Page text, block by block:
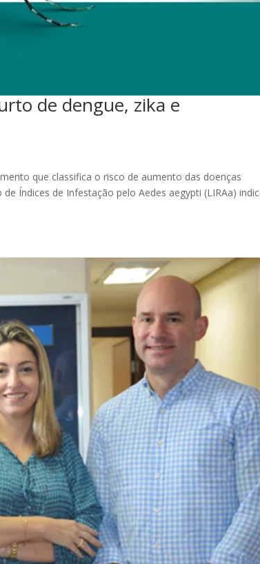
de dengue, zika e
que classifica o risco de aumento das doenças
Índices de Infestação pelo Aedes aegypti (LIRAa)